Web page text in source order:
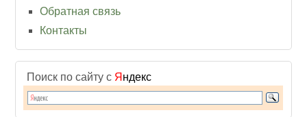
Обратная связь
Контакты
Поиск по сайту с Я ндекс